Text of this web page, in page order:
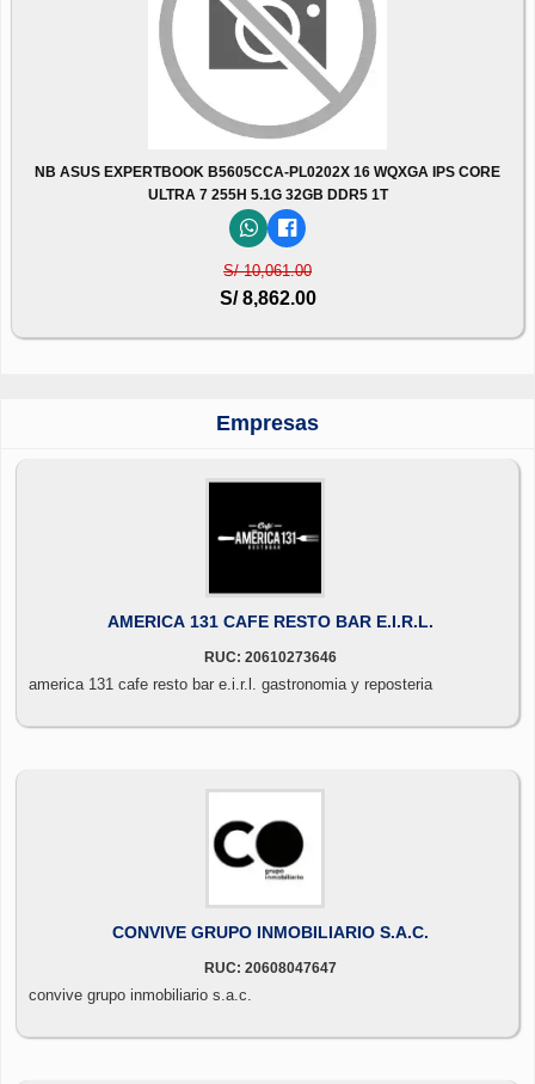
NB ASUS EXPERTBOOK B5605CCA-PL0202X 16 WQXGA IPS CORE
ULTRA 7 255H 5.1G 32GB DDR5 1T
S/ 10,061.00
S/ 8,862.00
Empresas
AMERICA 131 CAFE RESTO BAR E.I.R.L.
RUC: 20610273646
america 131 cafe resto bar e.i.r.l. gastronomia y reposteria
CONVIVE GRUPO INMOBILIARIO S.A.C.
RUC: 20608047647
convive grupo inmobiliario s.a.c.